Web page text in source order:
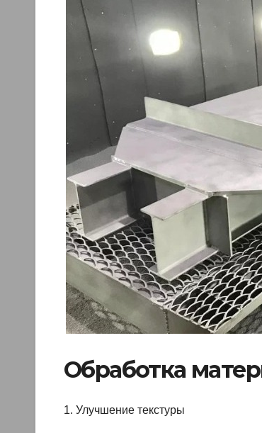
Обработка
1. Улучшение текстуры